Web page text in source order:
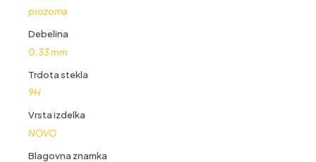
prozorna
Debelina
0,33 mm
Trdota stekla
9H
Vrsta izdelka
NOVO
Blagovna znamka